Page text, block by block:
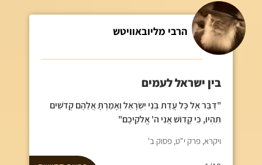
הרבי מליובאוויטש
בין ישראל לעמים
"דַּבֵּר אֶל כָּל עֲדַת בְּנֵי יִשְׂרָאֵל וְאָמַרְתָּ אֲלֵהֶם קְדֹשִׁים
תִּהְיוּ, כִּי קָדוֹשׁ אֲנִי ה' אֱלֹקֵיכֶם"
ויקרא, פרק י"ט, פסוק ב'